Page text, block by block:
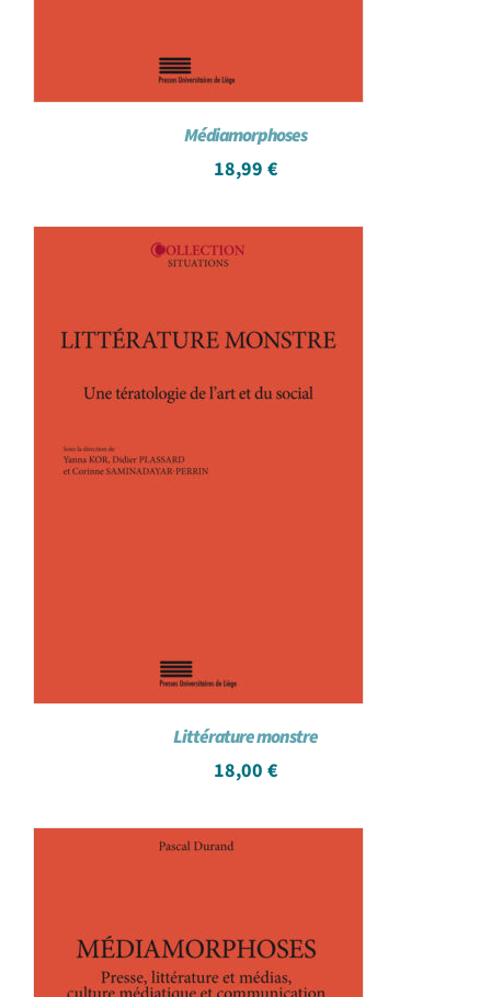
Médiamorphoses
18,99 €
Littérature monstre
18,00 €